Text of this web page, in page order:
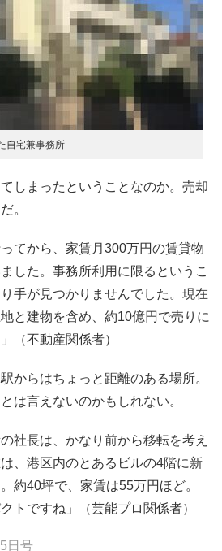
自宅兼事務所
しまったということなのか。売却
。
てから、家賃月300万円の賃貸物
した。事務所利用に限るというこ
手が見つかりませんでした。現在
と建物を含め、約10億円で売りに
（不動産関係者）
からはちょっと距離のある場所。
は言えないのかもしれない。
社長は、かなり前から移転を考え
、港区内のとあるビルの4階に新
約40坪で、家賃は55万円ほど。
トですね」（芸能プロ関係者）
日号